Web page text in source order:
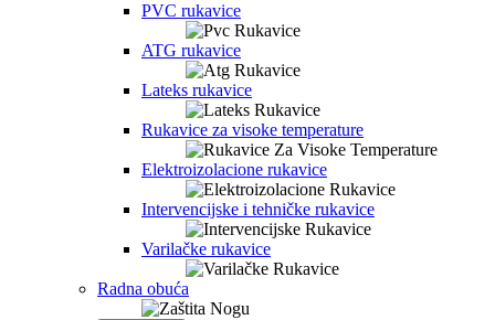
PVC rukavice
ATG rukavice
Lateks rukavice
Rukavice za visoke temperature
Elektroizolacione rukavice
Intervencijske i tehničke rukavice
Varilačke rukavice
Radna obuća